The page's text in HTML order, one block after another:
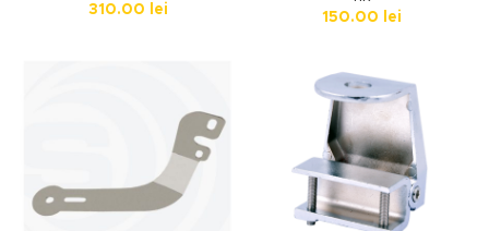
310.00
lei
150.00
lei